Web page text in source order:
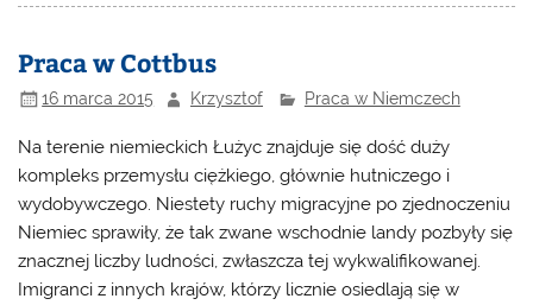
Praca w Cottbus
16 marca 2015 Krzysztof Praca w Niemczech
Na terenie niemieckich Łużyc znajduje się dość duży
kompleks przemysłu ciężkiego, głównie hutniczego i
wydobywczego. Niestety ruchy migracyjne po zjednoczeniu
Niemiec sprawiły, że tak zwane wschodnie landy pozbyły się
znacznej liczby ludności, zwłaszcza tej wykwalifikowanej.
Imigranci z innych krajów, którzy licznie osiedlają się w